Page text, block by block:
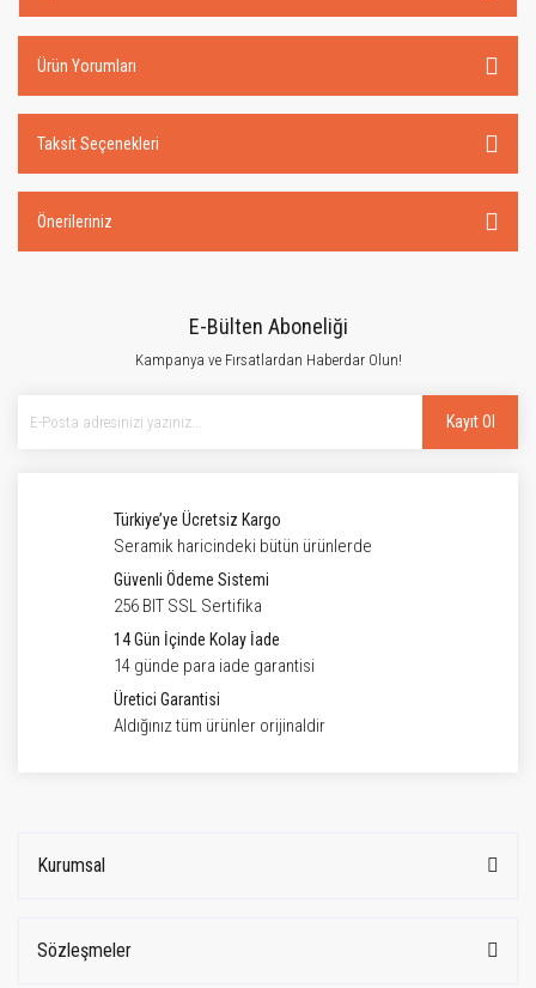
Ürün Yorumları
Taksit Seçenekleri
Önerileriniz
E-Bülten Aboneliği
Kampanya ve Fırsatlardan Haberdar Olun!
Kayıt Ol
Türkiye’ye Ücretsiz Kargo
Seramik haricindeki bütün ürünlerde
Güvenli Ödeme Sistemi
256 BIT SSL Sertifika
14 Gün İçinde Kolay İade
14 günde para iade garantisi
Üretici Garantisi
Aldığınız tüm ürünler orijinaldir
Kurumsal
Sözleşmeler